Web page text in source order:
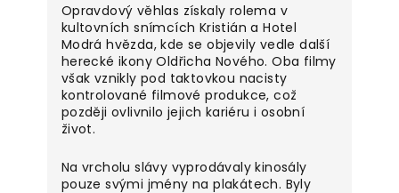
Opravdový věhlas získaly rolema v
kultovních snímcích Kristián a Hotel
Modrá hvězda, kde se objevily vedle další
herecké ikony Oldřicha Nového. Oba filmy
však vznikly pod taktovkou nacisty
kontrolované filmové produkce, což
později ovlivnilo jejich kariéru i osobní
život.
Na vrcholu slávy vyprodávaly kinosály
pouze svými jmény na plakátech. Byly